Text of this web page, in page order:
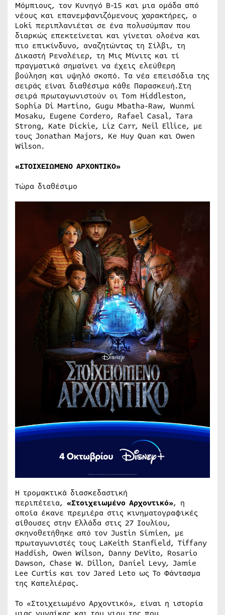
Μόμπιους, τον Κυνηγό Β-15 και μια ομάδα από
νέους και επανεμφανιζόμενους χαρακτήρες, ο
Loki περιπλανιέται σε ένα πολυσύμπαν που
διαρκώς επεκτείνεται και γίνεται ολοένα και
πιο επικίνδυνο, αναζητώντας τη Σίλβι, τη
Δικαστή Ρενσλέιερ, τη Μις Μίνιτς και τί
πραγματικά σημαίνει να έχεις ελεύθερη
βούληση και υψηλό σκοπό. Τα νέα επεισόδια της
σειράς είναι διαθέσιμα κάθε Παρασκευή.Στη
σειρά πρωταγωνιστούν οι Tom Hiddleston,
Sophia Di Martino, Gugu Mbatha-Raw, Wunmi
Mosaku, Eugene Cordero, Rafael Casal, Tara
Strong, Kate Dickie, Liz Carr, Neil Ellice, με
τους Jonathan Majors, Ke Huy Quan και Owen
Wilson.
«ΣΤΟΙΧΕΙΩΜΕΝΟ ΑΡΧΟΝΤΙΚΟ»
Τώρα διαθέσιμο
Η τρομακτικά διασκεδαστική
περιπέτεια, «Στοιχειωμένο Αρχοντικό», η
οποία έκανε πρεμιέρα στις κινηματογραφικές
αίθουσες στην Ελλάδα στις 27 Ιουλίου,
σκηνοθετήθηκε από τον Justin Simien, με
πρωταγωνιστές τους LaKeith Stanfield, Tiffany
Haddish, Owen Wilson, Danny DeVito, Rosario
Dawson, Chase W. Dillon, Daniel Levy, Jamie
Lee Curtis και τον Jared Leto ως Το Φάντασμα
της Καπελιέρας.
Το «Στοιχειωμένο Αρχοντικό», είναι η ιστορία